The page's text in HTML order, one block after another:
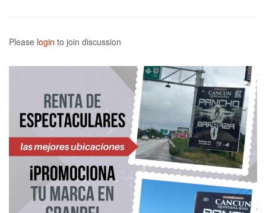
Please login to join discussion